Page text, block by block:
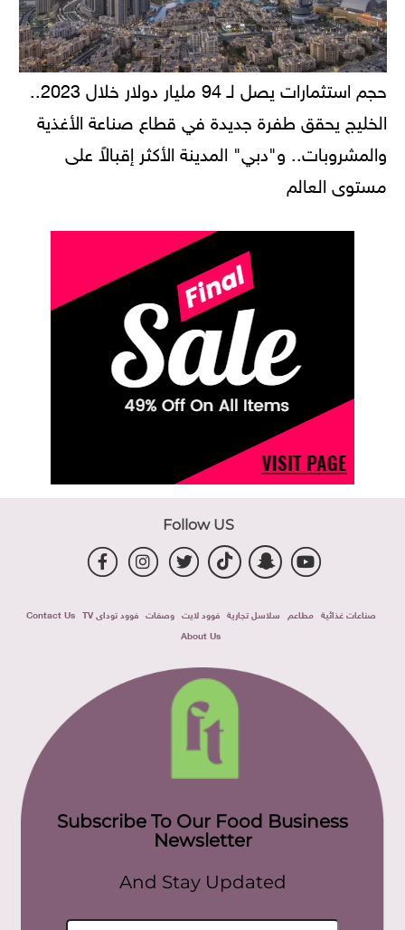
حجم استثمارات يصل لـ 94 مليار دولار خلال 2023..
الخليج يحقق طفرة جديدة في قطاع صناعة الأغذية
والمشروبات.. و"دبي" المدينة الأكثر إقبالاً على
مستوى العالم
Follow US
صناعات غذائية مطاعم سلاسل تجارية فوود لايت وصفات فوود توداى TV
Contact Us
About Us
Subscribe To Our Food Business
Newsletter
And Stay Updated